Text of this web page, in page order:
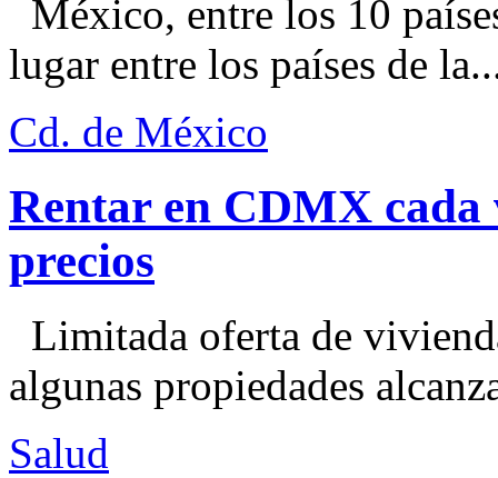
México, entre los 10
lugar entre los países de
Cd. de México
Rentar en CDMX cada
precios
Limitada oferta de
algunas propiedades
Salud